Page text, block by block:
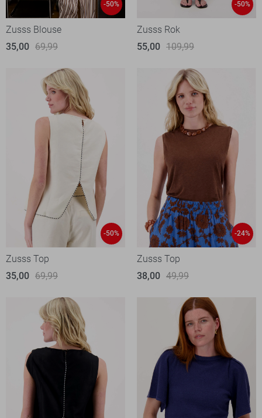
-50%
Zusss Blouse
35,00 69,99
-50%
Zusss Rok
55,00 109,99
-50%
Zusss Top
35,00 69,99
-24%
Zusss Top
38,00 49,99